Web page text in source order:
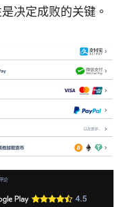
决定成败的关键。